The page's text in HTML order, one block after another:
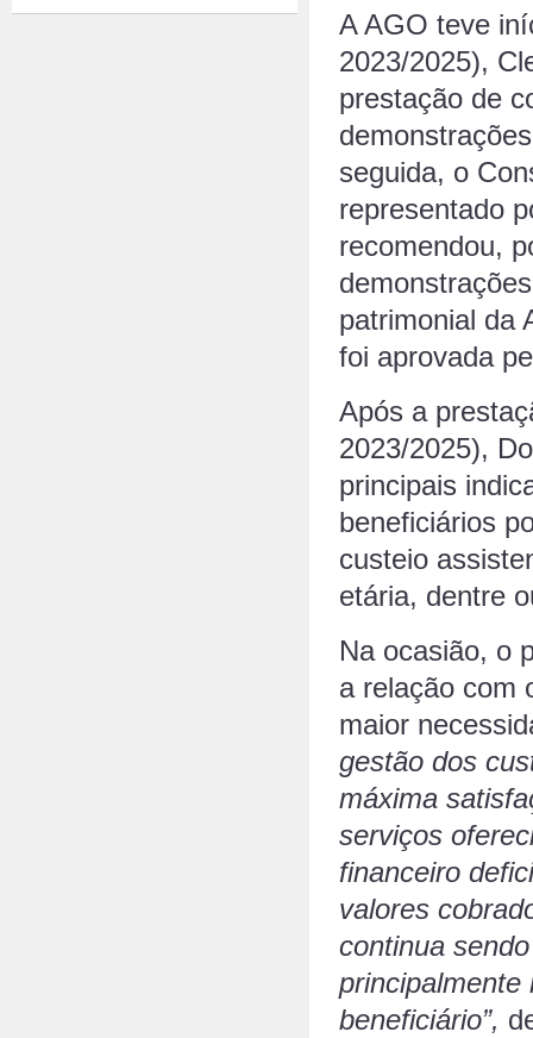
A AGO teve
2023/2025),
prestação de
seguida, o
representado
recomendou,
patrimonial da
foi aprovada
Após a
2023/2025),
principais
beneficiários
custeio
etária, dentre
Na ocasião, o
a relação com
maior
gestão dos
máxima
serviços
financeiro
valores
continua
principalmente
beneficiário”,